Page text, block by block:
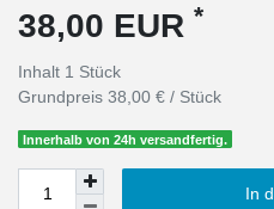
38,00 EUR *
Inhalt 1 Stück
Grundpreis 38,00 € / Stück
Innerhalb von 24h versandfertig.
In